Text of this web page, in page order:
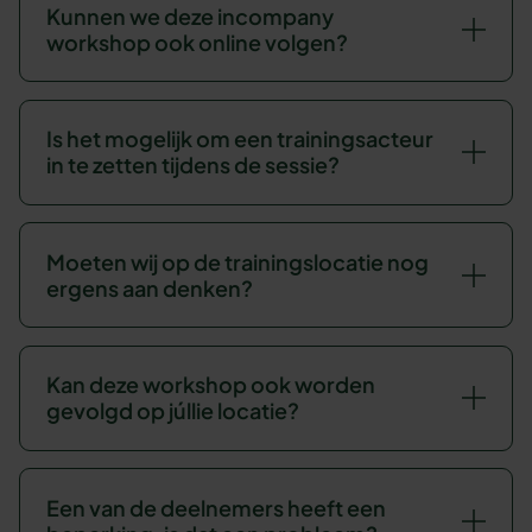
Kunnen we deze incompany
workshop ook online volgen?
Is het mogelijk om een trainingsacteur
in te zetten tijdens de sessie?
Moeten wij op de trainingslocatie nog
ergens aan denken?
Kan deze workshop ook worden
gevolgd op júllie locatie?
Een van de deelnemers heeft een